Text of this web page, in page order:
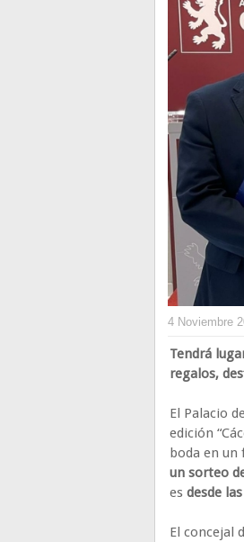
4 Noviembre
Tendrá
regalos,
El Palacio
edición
boda en un
un sorteo
es desde
El concejal